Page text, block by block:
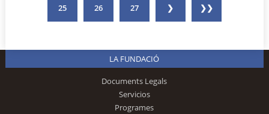
25 26 27 ❯ ❯❯
LA FUNDACIÓ
Documents Legals
Servicios
Programes